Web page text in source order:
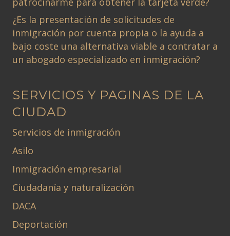
¿Es la presentación de solicitudes de
inmigración por cuenta propia o la ayuda a
bajo coste una alternativa viable a contratar a
un abogado especializado en inmigración?
SERVICIOS Y PAGINAS DE LA
CIUDAD
Servicios de inmigración
Asilo
Inmigración empresarial
Ciudadanía y naturalización
DACA
Deportación